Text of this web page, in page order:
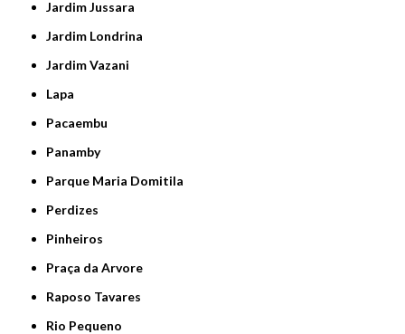
Jardim Jussara
Jardim Londrina
Jardim Vazani
Lapa
Pacaembu
Panamby
Parque Maria Domitila
Perdizes
Pinheiros
Praça da Arvore
Raposo Tavares
Rio Pequeno